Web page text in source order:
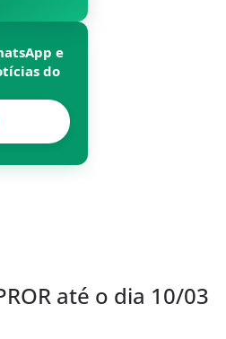
e
do
até o dia 10/03